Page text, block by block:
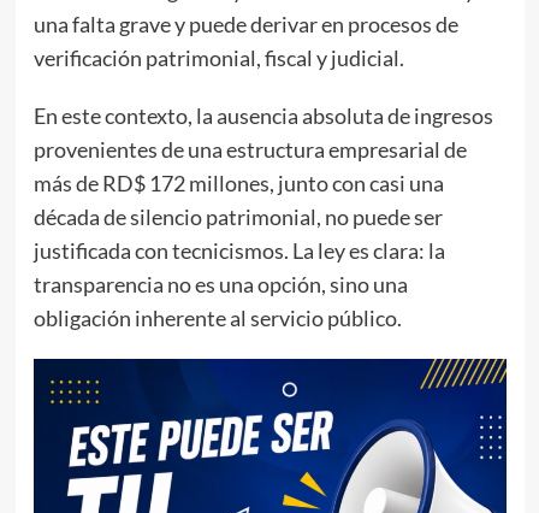
una falta grave y puede derivar en procesos de
verificación patrimonial, fiscal y judicial.
En este contexto, la ausencia absoluta de ingresos
provenientes de una estructura empresarial de
más de RD$ 172 millones, junto con casi una
década de silencio patrimonial, no puede ser
justificada con tecnicismos. La ley es clara: la
transparencia no es una opción, sino una
obligación inherente al servicio público.